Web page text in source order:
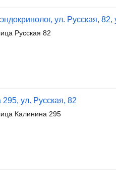
ул. Русская,
Русская 82
ул. Русская, 82
Калинина 295